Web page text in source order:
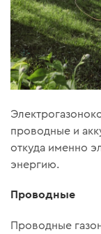
проводные и
откуда именно
энергию.
Проводные
Проводные